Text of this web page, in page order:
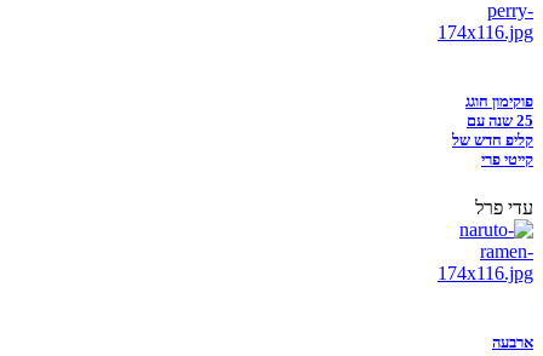
פוקימון חוגג
25 שנה עם
קליפ חדש של
קייטי פרי
עדי פרל
ארבעה